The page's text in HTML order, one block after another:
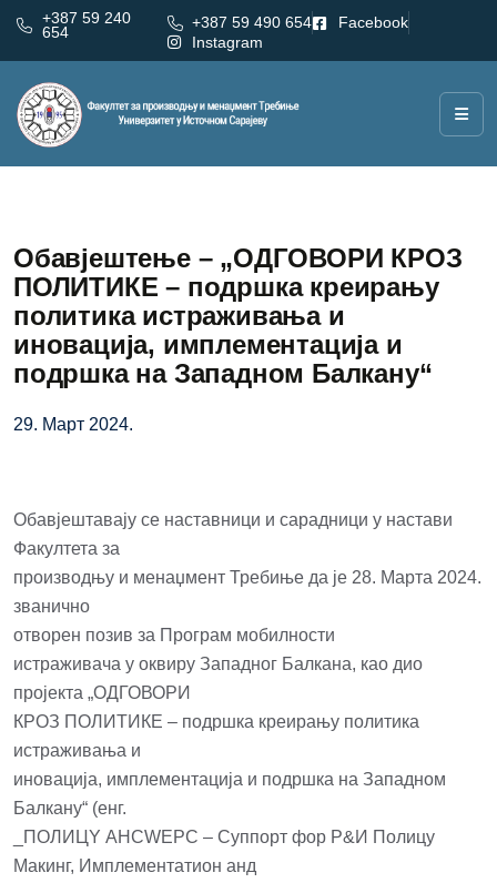
+387 59 240
654
+387 59 490 654
Facebook
Instagram
Обавјештење – „ОДГОВОРИ КРОЗ
ПОЛИТИКЕ – подршка креирању
политика истраживања и
иновација, имплементација и
подршка на Западном Балкану“
29. Март 2024.
Обавјештавају се наставници и сарадници у настави
Факултета за
производњу и менаџмент Требиње да је 28. Марта 2024.
званично
отворен позив за Програм мобилности
истраживача у оквиру Западног Балкана, као дио
пројекта „ОДГОВОРИ
КРОЗ ПОЛИТИКЕ – подршка креирању политика
истраживања и
иновација, имплементација и подршка на Западном
Балкану“ (енг.
_ПОЛИЦY АНСWЕРС – Суппорт фор Р&И Полицy
Макинг, Имплементатион анд